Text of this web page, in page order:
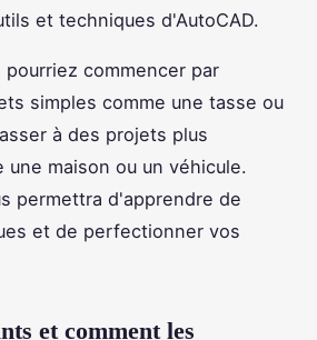
et techniques d'AutoCAD.
pourriez commencer par
simples comme une tasse ou
à des projets plus
une maison ou un véhicule.
permettra d'apprendre de
et de perfectionner vos
et comment les